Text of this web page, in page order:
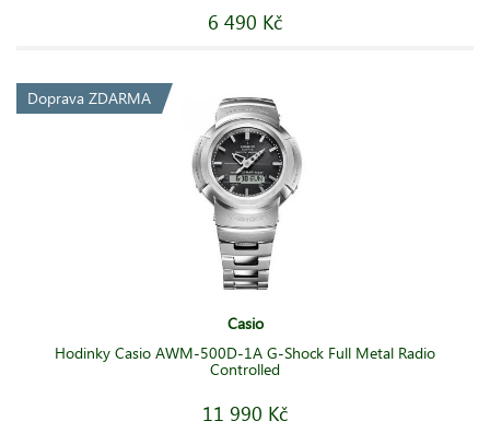
6 490 Kč
Doprava ZDARMA
Casio
Hodinky Casio AWM-500D-1A G-Shock Full Metal Radio
Controlled
11 990 Kč